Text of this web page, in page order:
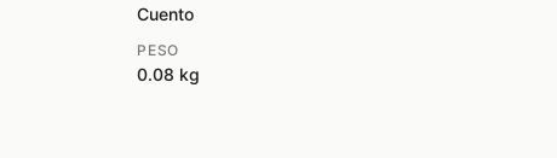
Cuento
PESO
0.08 kg